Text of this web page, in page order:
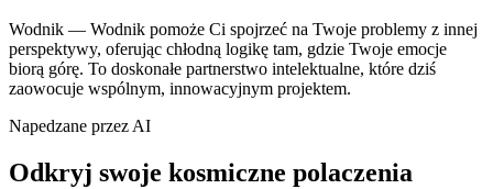
Wodnik — Wodnik pomoże Ci spojrzeć na Twoje problemy z innej
perspektywy, oferując chłodną logikę tam, gdzie Twoje emocje
biorą górę. To doskonałe partnerstwo intelektualne, które dziś
zaowocuje wspólnym, innowacyjnym projektem.
Napedzane przez AI
Odkryj swoje kosmiczne polaczenia